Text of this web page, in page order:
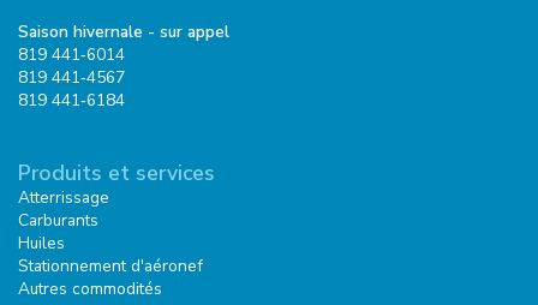
Saison hivernale - sur appel
819 441‑6014
819 441‑4567
819 441‑6184
Produits et services
Atterrissage
Carburants
Huiles
Stationnement d'aéronef
Autres commodités